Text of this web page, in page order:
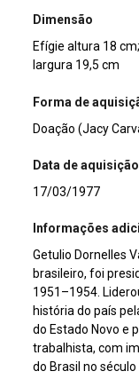
Dimensão
Efígie altura 18
largura 19,5 cm
Forma de
Doação (Jacy
Data de aquisição
17/03/1977
Informações
Getulio Dornelles
brasileiro, foi
1951–1954.
história do país
do Estado Novo e
trabalhista, com
do Brasil no século